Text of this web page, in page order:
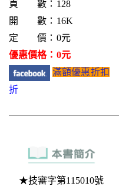
頁 數：128
開 數：16K
定 價：0元
優惠價格：0元
滿額優惠折扣
折